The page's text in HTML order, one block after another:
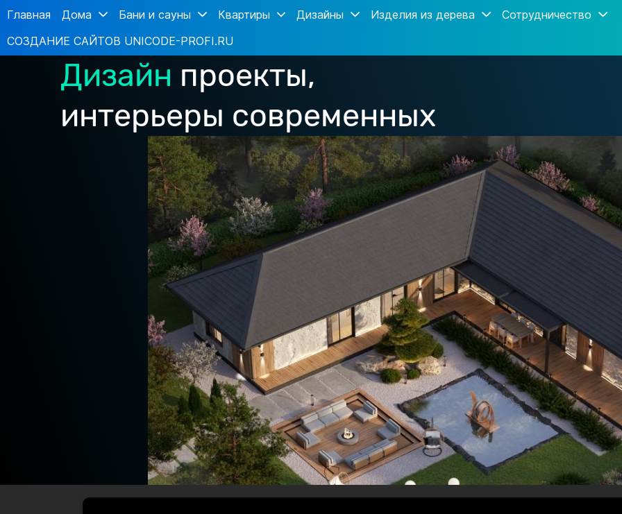
Главная Дома Бани и сауны Квартиры Дизайны Изделия из дерева
Сотрудничество
СОЗДАНИЕ САЙТОВ UNICODE-PROFI.RU
Дизайн проекты,
интерьеры современных